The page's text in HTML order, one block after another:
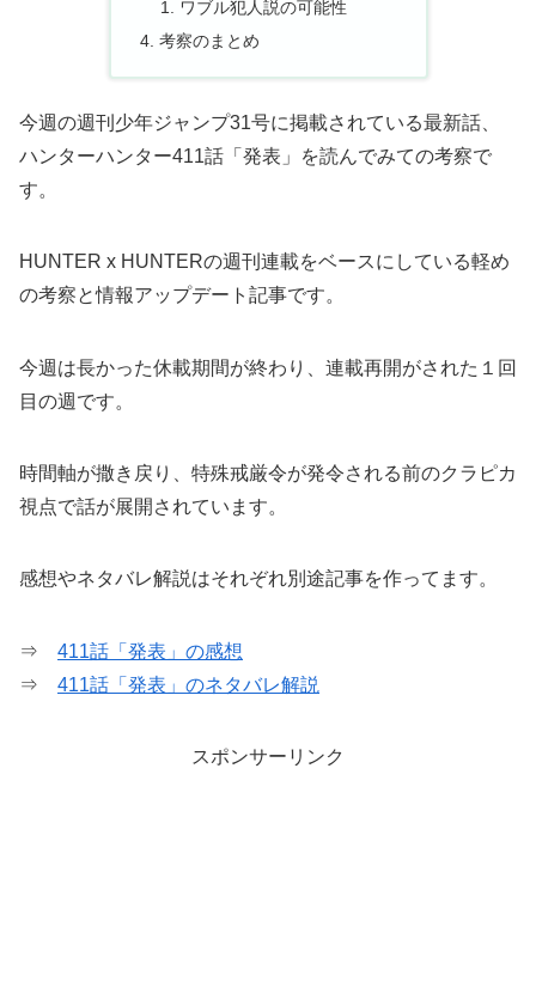
ワブル犯人説の可能性
考察のまとめ
今週の週刊少年ジャンプ31号に掲載されている最新話、
ハンターハンター411話「発表」を読んでみての考察で
す。
HUNTER x HUNTERの週刊連載をベースにしている軽め
の考察と情報アップデート記事です。
今週は長かった休載期間が終わり、連載再開がされた１回
目の週です。
時間軸が撒き戻り、特殊戒厳令が発令される前のクラピカ
視点で話が展開されています。
感想やネタバレ解説はそれぞれ別途記事を作ってます。
⇒ 411話「発表」の感想
⇒ 411話「発表」のネタバレ解説
スポンサーリンク